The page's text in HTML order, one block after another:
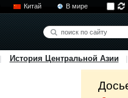
Китай В мире
История Центральной Азии